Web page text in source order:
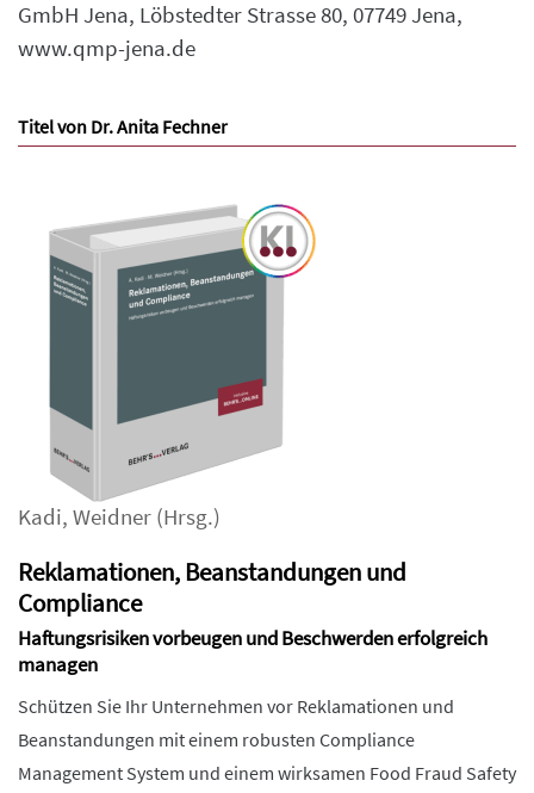
GmbH Jena, Löbstedter Strasse 80, 07749 Jena,
www.qmp-jena.de
Titel von Dr. Anita Fechner
Kadi, Weidner (Hrsg.)
Reklamationen, Beanstandungen und
Compliance
Haftungsrisiken vorbeugen und Beschwerden erfolgreich
managen
Schützen Sie Ihr Unternehmen vor Reklamationen und
Beanstandungen mit einem robusten Compliance
Management System und einem wirksamen Food Fraud Safety